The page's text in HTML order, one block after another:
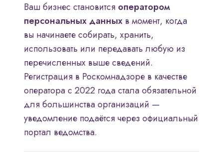
Ваш бизнес становится оператором
персональных данных в момент, когда
вы начинаете собирать, хранить,
использовать или передавать любую из
перечисленных выше сведений.
Регистрация в Роскомнадзоре в качестве
оператора с 2022 года стала обязательной
для большинства организаций —
уведомление подаётся через официальный
портал ведомства.